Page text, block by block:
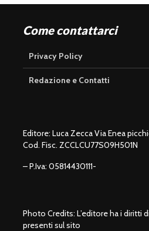
Come contattarci
Privacy Policy
Redazione e Contatti
Editore: Luca Zecca Via Enea
Cod. Fisc. ZCCLCU77S09H501N
– P.Iva: 05814430111-
Photo Credits: L’editore ha i diritti
presenti sul sito